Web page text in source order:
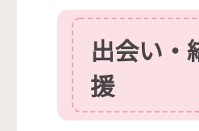
出会い・
援